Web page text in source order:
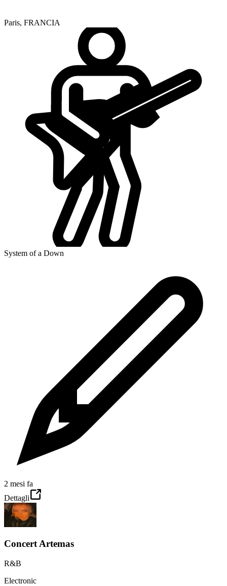
Paris, FRANCIA
System of a Down
2 mesi fa
Dettagli
Concert Artemas
R&B
Electronic